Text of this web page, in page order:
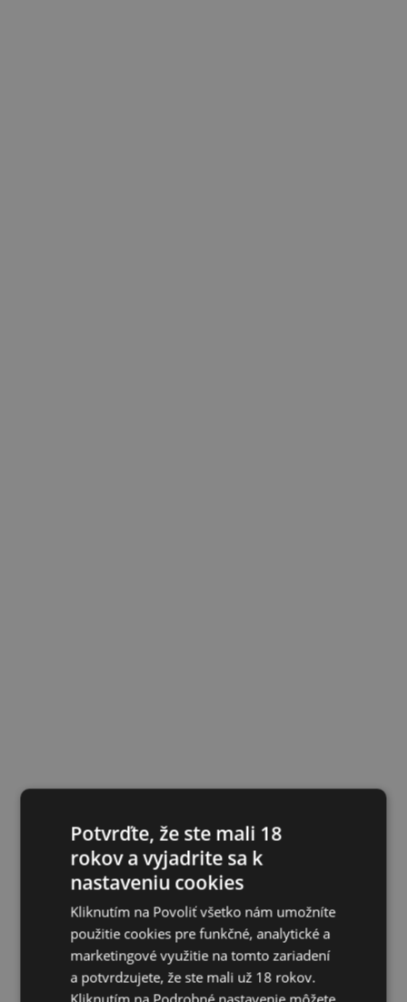
Potvrďte, že ste mali 18
rokov a vyjadrite sa k
nastaveniu cookies
Kliknutím na Povoliť všetko nám umožníte
použitie cookies pre funkčné, analytické a
marketingové využitie na tomto zariadení
a potvrdzujete, že ste mali už 18 rokov.